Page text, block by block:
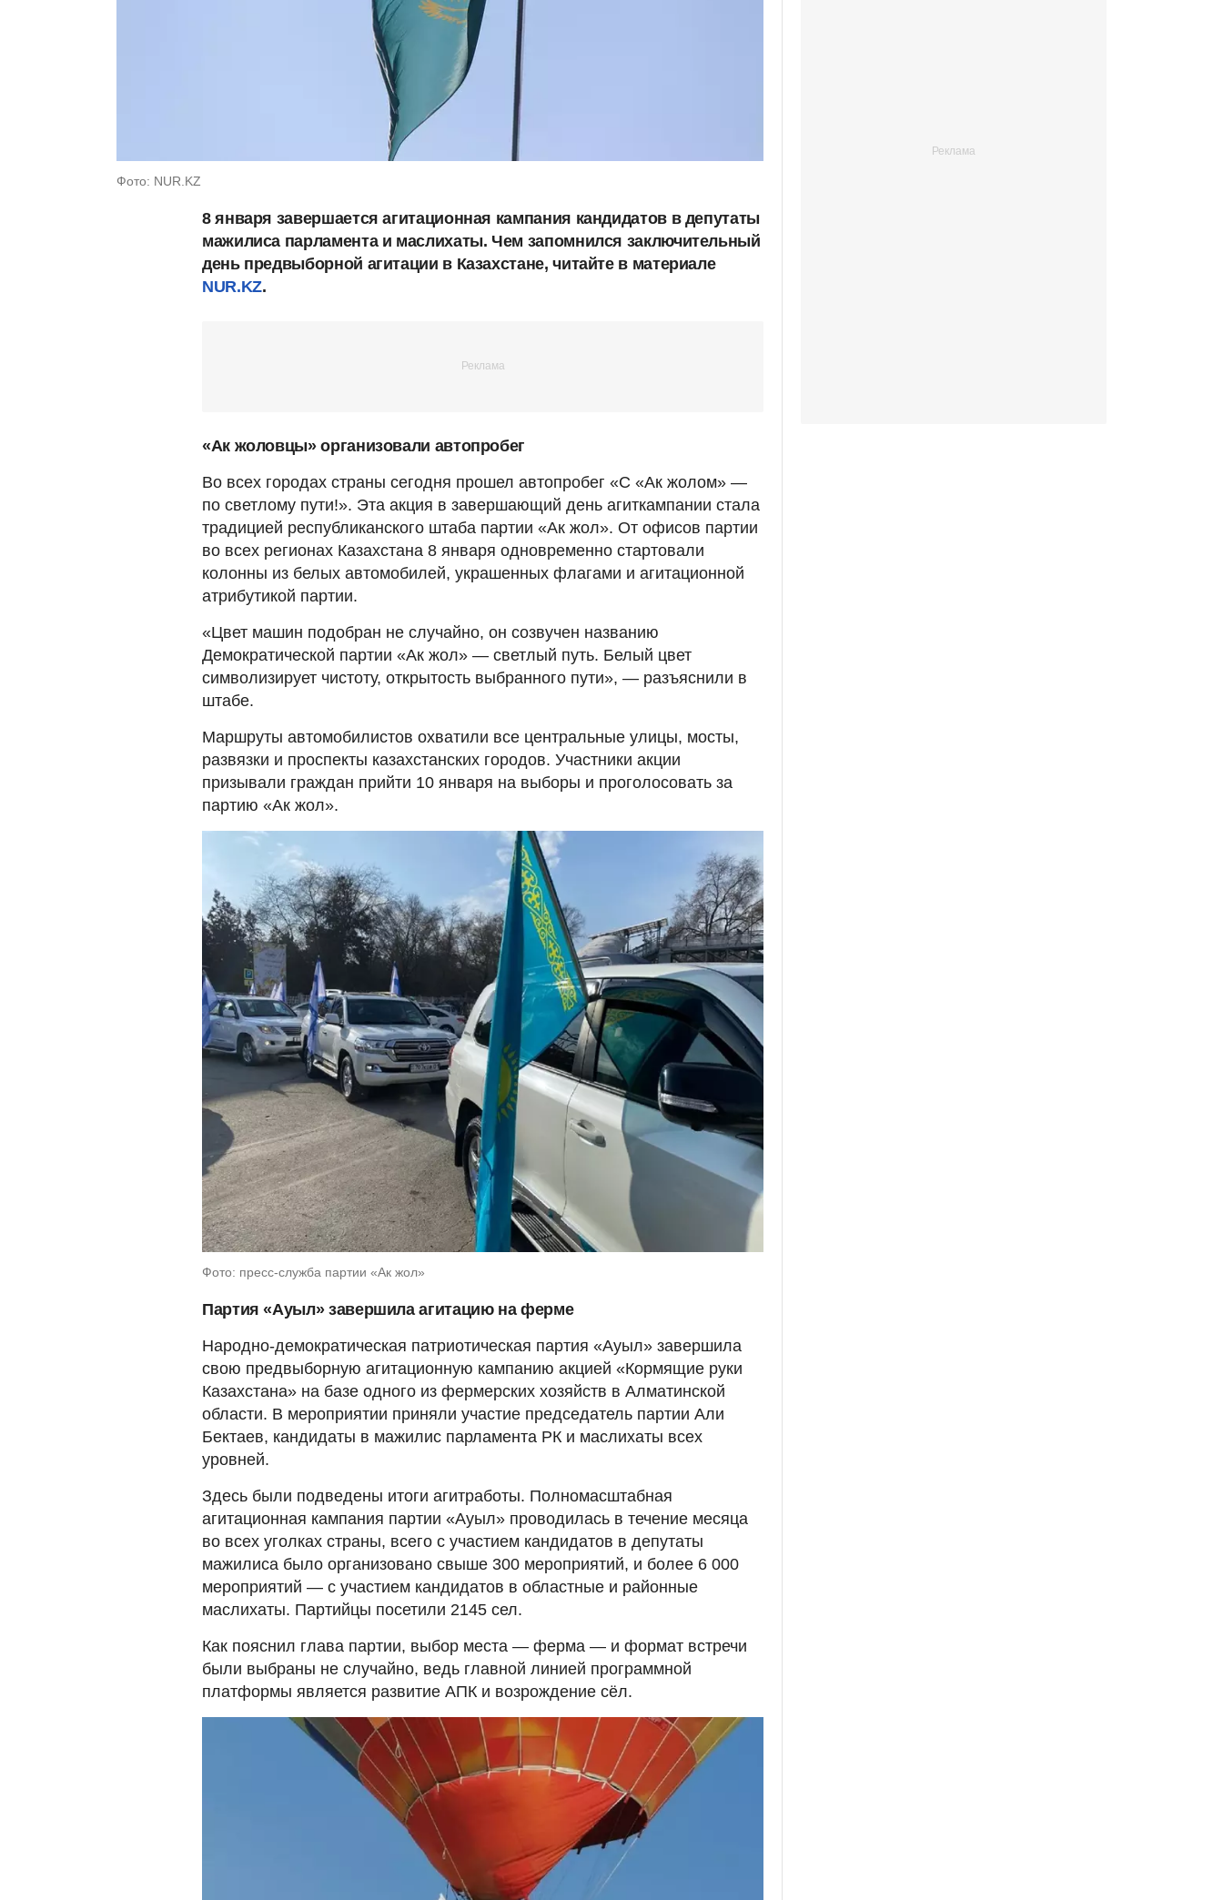
Фото: NUR.KZ
8 января завершается агитационная кампания кандидатов в депутаты
мажилиса парламента и маслихаты. Чем запомнился заключительный
день предвыборной агитации в Казахстане, читайте в материале
NUR.KZ.
«Ак жоловцы» организовали автопробег
Во всех городах страны сегодня прошел автопробег «С «Ак жолом» —
по светлому пути!». Эта акция в завершающий день агиткампании стала
традицией республиканского штаба партии «Ак жол». От офисов партии
во всех регионах Казахстана 8 января одновременно стартовали
колонны из белых автомобилей, украшенных флагами и агитационной
атрибутикой партии.
«Цвет машин подобран не случайно, он созвучен названию
Демократической партии «Ак жол» — светлый путь. Белый цвет
символизирует чистоту, открытость выбранного пути», — разъяснили в
штабе.
Маршруты автомобилистов охватили все центральные улицы, мосты,
развязки и проспекты казахстанских городов. Участники акции
призывали граждан прийти 10 января на выборы и проголосовать за
партию «Ак жол».
Фото: пресс-служба партии «Ак жол»
Партия «Ауыл» завершила агитацию на ферме
Народно-демократическая патриотическая партия «Ауыл» завершила
свою предвыборную агитационную кампанию акцией «Кормящие руки
Казахстана» на базе одного из фермерских хозяйств в Алматинской
области. В мероприятии приняли участие председатель партии Али
Бектаев, кандидаты в мажилис парламента РК и маслихаты всех
уровней.
Здесь были подведены итоги агитработы. Полномасштабная
агитационная кампания партии «Ауыл» проводилась в течение месяца
во всех уголках страны, всего с участием кандидатов в депутаты
мажилиса было организовано свыше 300 мероприятий, и более 6 000
мероприятий — с участием кандидатов в областные и районные
маслихаты. Партийцы посетили 2145 сел.
Как пояснил глава партии, выбор места — ферма — и формат встречи
были выбраны не случайно, ведь главной линией программной
платформы является развитие АПК и возрождение сёл.